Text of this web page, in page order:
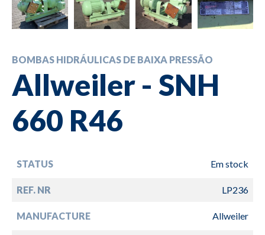
BOMBAS HIDRÁULICAS DE BAIXA PRESSÃO
Allweiler - SNH
660 R46
STATUS Em stock
REF. NR LP236
MANUFACTURE Allweiler